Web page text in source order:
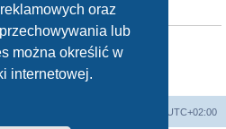
oraz
lub
można określić w
internetowej.
UTC+02:00